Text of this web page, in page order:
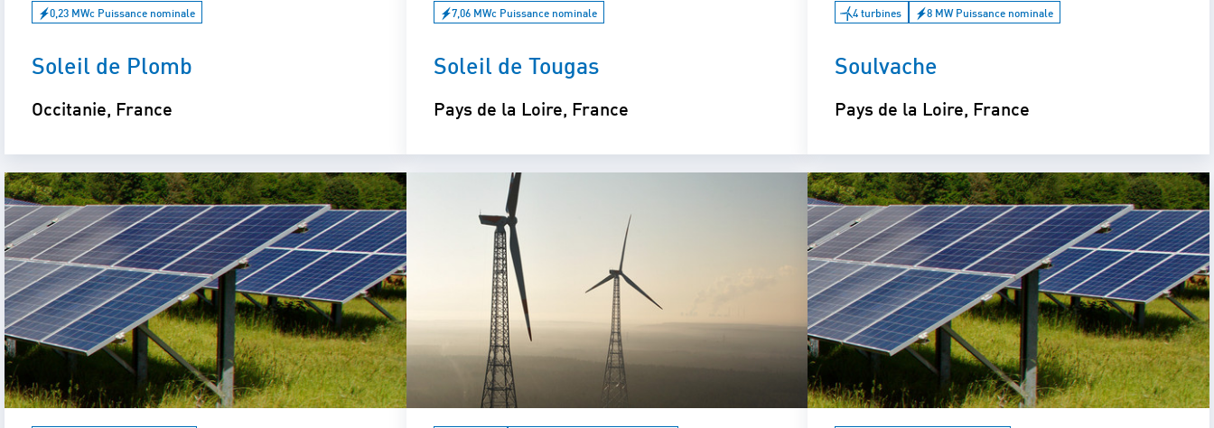
0,23 MWc Puissance nominale
Soleil de Plomb
Occitanie, France
7,06 MWc Puissance nominale
Soleil de Tougas
Pays de la Loire, France
4 turbines 8 MW Puissance nominale
Soulvache
Pays de la Loire, France